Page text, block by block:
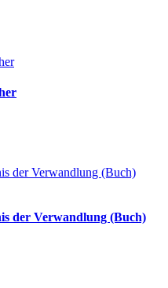
der Verwandlung (Buch)